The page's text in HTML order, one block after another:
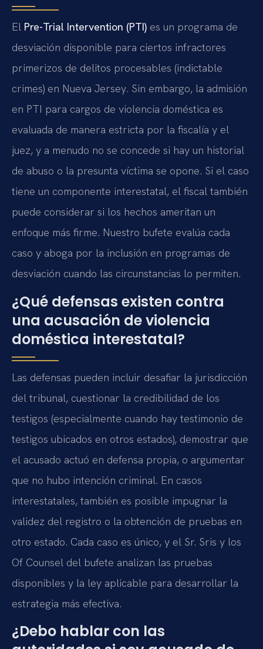
El Pre-Trial Intervention (PTI) es un programa de
desviación disponible para ciertos infractores
primerizos de delitos procesables (indictable
crimes) en Nueva Jersey. Sin embargo, la admisión
en PTI para cargos de violencia doméstica es
evaluada de manera estricta por la fiscalía y el
juez, y a menudo no se concede si hay un historial
de abuso o la presunta víctima se opone. Si el caso
tiene un componente interestatal, el fiscal también
puede considerar si los hechos ameritan un
enfoque más firme. Nuestro bufete evalúa cada
caso y aboga por la inclusión en programas de
desviación cuando las circunstancias lo permiten.
¿Qué defensas existen contra
una acusación de violencia
doméstica interestatal?
Las defensas pueden incluir desafiar la jurisdicción
del tribunal, cuestionar la credibilidad de los
testigos (especialmente cuando hay testimonio de
testigos ubicados en otros estados), demostrar que
el acusado actuó en defensa propia, o argumentar
que no hubo intención criminal. En casos
interestatales, también es posible impugnar la
validez del registro o la obtención de pruebas en
otro estado. Cada caso es único, y el Sr. Sris y los
Of Counsel del bufete analizan las pruebas
disponibles y la ley aplicable para desarrollar la
estrategia más efectiva.
¿Debo hablar con las